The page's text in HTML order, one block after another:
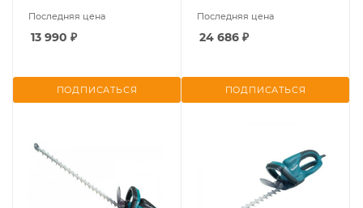
Последняя цена
13 990 ₽
ПОДПИСАТЬСЯ
Последняя цена
24 686 ₽
ПОДПИСАТЬСЯ